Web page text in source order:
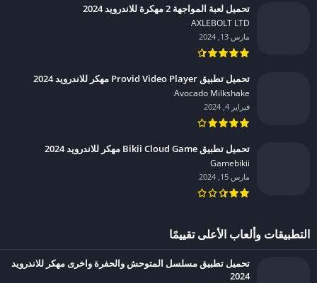
تحميل لعبة المواجهة 2 مهكرة للاندرويد 2024
AXLEBOLT LTD‏
مارس 13, 2024
تحميل تطبيق Provid Video Player مهكر للاندرويد 2024
Avocado Milkshake‏
فبراير 4, 2024
تحميل تطبيق Bikii Cloud Game مهكر للاندرويد 2024
Gamebikii‏
مارس 15, 2024
التطبيقات وألعاب الأعلى تقييمًا
تحميل تطبيق مسلسل المتوحش والحفرة واخرى مهكر للاندرويد
2024